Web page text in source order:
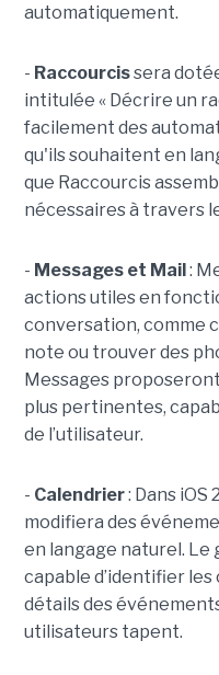
automatiquement.
- Raccourcissera
intitulée « Décrire un
facilement des
qu'ils souhaitent en
que Raccourcis
nécessaires à travers
- Messages et Mail:
actions utiles en
conversation, comme
note ou trouver des
Messages
plus pertinentes,
de l’utilisateur.
- Calendrier: Dans iOS
modifiera des
en langage naturel. Le
capable d’identifier
détails des
utilisateurs tapent.